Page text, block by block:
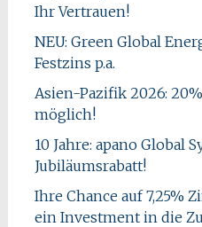
Ihr Vertrauen!
NEU: Green Global
Festzins p.a.
Asien-Pazifik 2026:
möglich!
10 Jahre: apano Global
Jubiläumsrabatt!
Ihre Chance auf 7,25%
ein Investment in die